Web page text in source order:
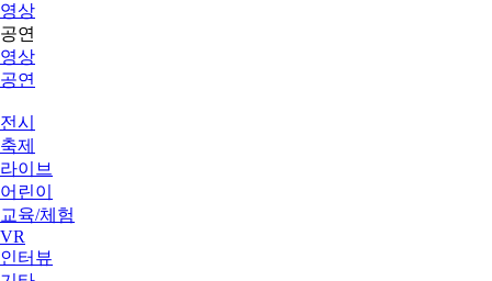
영상
공연
영상
공연
전시
축제
라이브
어린이
교육/체험
VR
인터뷰